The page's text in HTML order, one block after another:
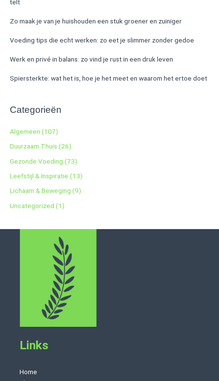
telt
Zo maak je van je huishouden een stuk groener en zuiniger
Voeding tips die echt werken: zo eet je slimmer zonder gedoe
Werk en privé in balans: zo vind je rust in een druk leven
Spiersterkte: wat het is, hoe je het meet en waarom het ertoe doet
Categorieën
Algemeen (107)
Duurzaam Thuis (26)
Gezonde Voeding (73)
Leefstijl & Inspiratie (13)
Lichaam & Beweging (9)
Uncategorized (1)
Links
Home